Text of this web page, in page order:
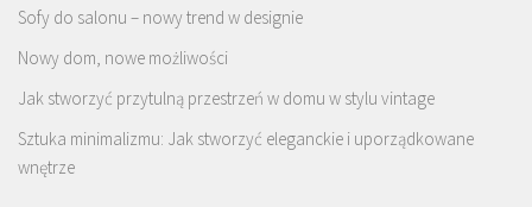
Sofy do salonu – nowy trend w designie
Nowy dom, nowe możliwości
Jak stworzyć przytulną przestrzeń w domu w stylu vintage
Sztuka minimalizmu: Jak stworzyć eleganckie i uporządkowane
wnętrze